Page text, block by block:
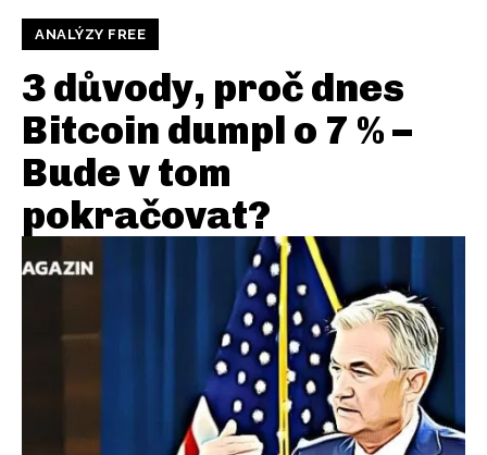
ANALÝZY FREE
3 důvody, proč dnes
Bitcoin dumpl o 7 % –
Bude v tom
pokračovat?